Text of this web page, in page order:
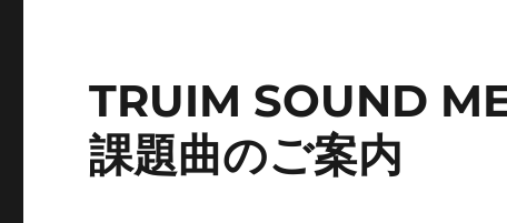
TRUIM SOUND
課題曲のご案内